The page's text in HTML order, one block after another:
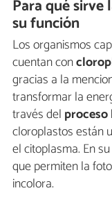
Para qué
su función
Los organismos
cuentan con
gracias a la
transformar la
través del
cloroplastos están
el citoplasma. En
que permiten la
incolora.